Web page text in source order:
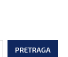
PRETRAGA